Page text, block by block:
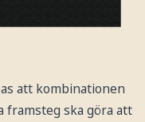
att kombinationen
framsteg ska göra att